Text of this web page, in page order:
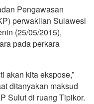
Pengawasan
perwakilan Sulawesi
(25/05/2015),
pada perkara
akan kita ekspose,”
ditanyakan maksud
Sulut di ruang Tipikor.